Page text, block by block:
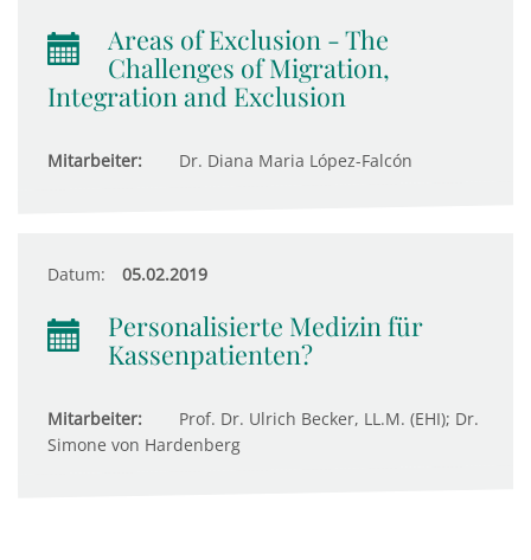
Areas of Exclusion - The
Challenges of Migration,
Integration and Exclusion
Mitarbeiter: Dr. Diana Maria López-Falcón
Datum: 05.02.2019
Personalisierte Medizin für
Kassenpatienten?
Mitarbeiter:
Prof. Dr. Ulrich Becker, LL.M. (EHI); Dr.
Simone von Hardenberg